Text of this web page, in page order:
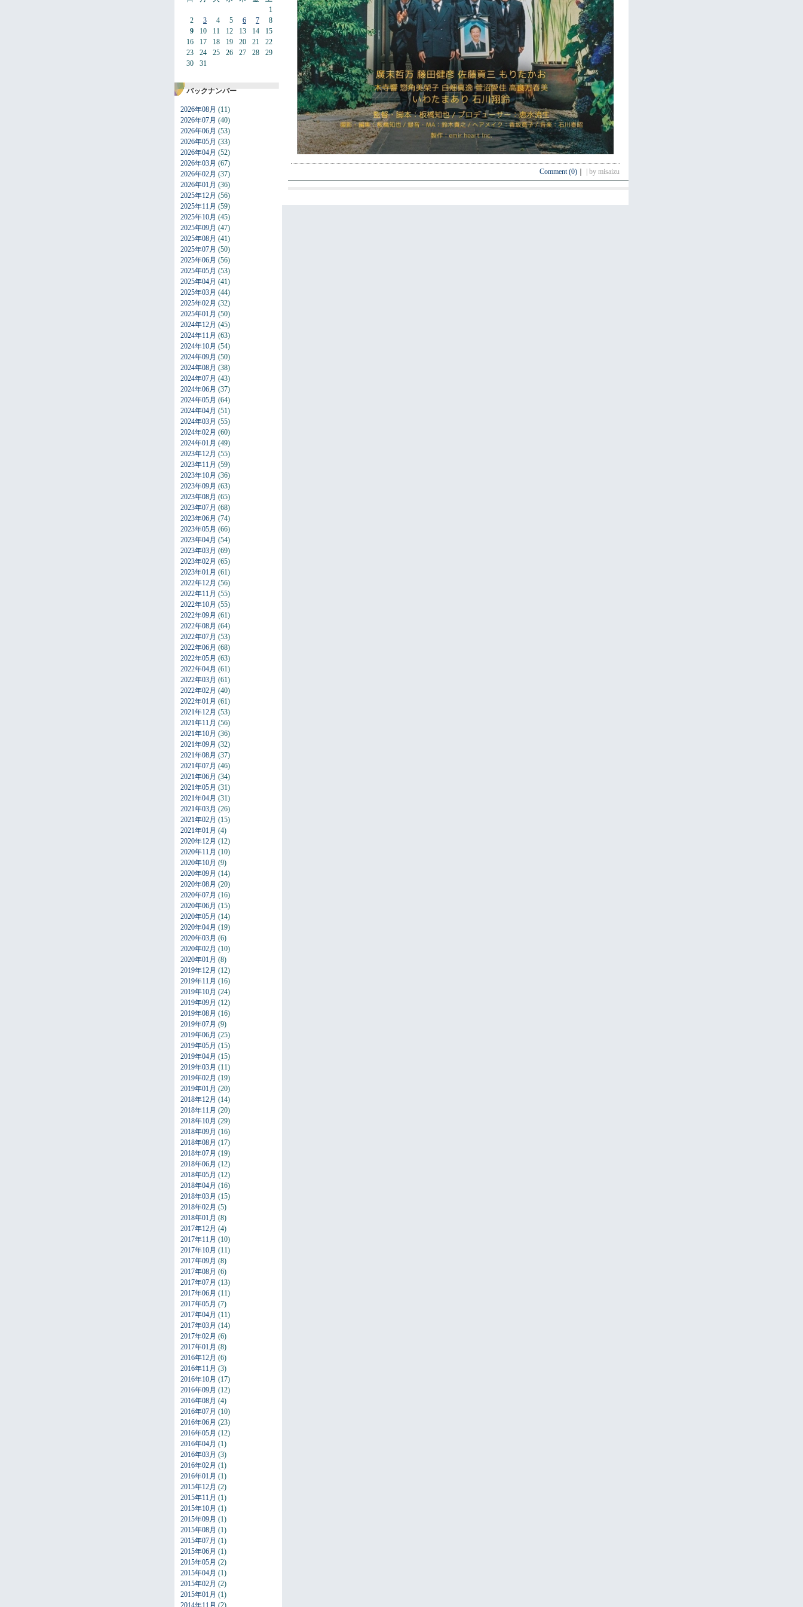
2
9
16
23
30
3
10
17
24
31
4
11
18
25
5
12
19
26
6
13
20
27
7
14
21
28
1
8
15
22
29
バックナンバー
2026年08月 (11)
2026年07月 (40)
2026年06月 (53)
2026年05月 (33)
2026年04月 (52)
2026年03月 (67)
2026年02月 (37)
2026年01月 (36)
2025年12月 (56)
2025年11月 (59)
2025年10月 (45)
2025年09月 (47)
2025年08月 (41)
2025年07月 (50)
2025年06月 (56)
2025年05月 (53)
2025年04月 (41)
2025年03月 (44)
2025年02月 (32)
2025年01月 (50)
2024年12月 (45)
2024年11月 (63)
2024年10月 (54)
2024年09月 (50)
2024年08月 (38)
2024年07月 (43)
2024年06月 (37)
2024年05月 (64)
2024年04月 (51)
2024年03月 (55)
2024年02月 (60)
2024年01月 (49)
2023年12月 (55)
2023年11月 (59)
2023年10月 (36)
2023年09月 (63)
2023年08月 (65)
2023年07月 (68)
2023年06月 (74)
2023年05月 (66)
2023年04月 (54)
2023年03月 (69)
2023年02月 (65)
2023年01月 (61)
2022年12月 (56)
2022年11月 (55)
2022年10月 (55)
2022年09月 (61)
2022年08月 (64)
2022年07月 (53)
2022年06月 (68)
2022年05月 (63)
2022年04月 (61)
2022年03月 (61)
2022年02月 (40)
2022年01月 (61)
2021年12月 (53)
2021年11月 (56)
2021年10月 (36)
2021年09月 (32)
2021年08月 (37)
2021年07月 (46)
2021年06月 (34)
2021年05月 (31)
2021年04月 (31)
2021年03月 (26)
2021年02月 (15)
2021年01月 (4)
2020年12月 (12)
2020年11月 (10)
2020年10月 (9)
2020年09月 (14)
2020年08月 (20)
2020年07月 (16)
2020年06月 (15)
2020年05月 (14)
2020年04月 (19)
2020年03月 (6)
2020年02月 (10)
2020年01月 (8)
2019年12月 (12)
2019年11月 (16)
2019年10月 (24)
2019年09月 (12)
2019年08月 (16)
2019年07月 (9)
2019年06月 (25)
2019年05月 (15)
2019年04月 (15)
2019年03月 (11)
2019年02月 (19)
2019年01月 (20)
2018年12月 (14)
2018年11月 (20)
2018年10月 (29)
2018年09月 (16)
2018年08月 (17)
2018年07月 (19)
2018年06月 (12)
2018年05月 (12)
2018年04月 (16)
2018年03月 (15)
2018年02月 (5)
2018年01月 (8)
2017年12月 (4)
2017年11月 (10)
2017年10月 (11)
2017年09月 (8)
2017年08月 (6)
2017年07月 (13)
2017年06月 (11)
2017年05月 (7)
2017年04月 (11)
2017年03月 (14)
2017年02月 (6)
2017年01月 (8)
2016年12月 (6)
2016年11月 (3)
2016年10月 (17)
2016年09月 (12)
2016年08月 (4)
2016年07月 (10)
2016年06月 (23)
2016年05月 (12)
2016年04月 (1)
2016年03月 (3)
2016年02月 (1)
2016年01月 (1)
2015年12月 (2)
2015年11月 (1)
2015年10月 (1)
2015年09月 (1)
2015年08月 (1)
2015年07月 (1)
2015年06月 (1)
2015年05月 (2)
2015年04月 (1)
2015年02月 (2)
2015年01月 (1)
2014年11月 (2)
Comment (0) ｜ | by misaizu